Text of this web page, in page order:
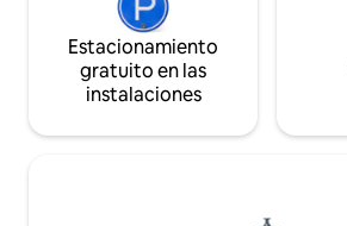
Estacionamiento
gratuito en las
instalaciones